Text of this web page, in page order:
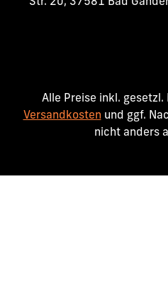
Alle Preise inkl.
Versandkosten und ggf.
nicht anders